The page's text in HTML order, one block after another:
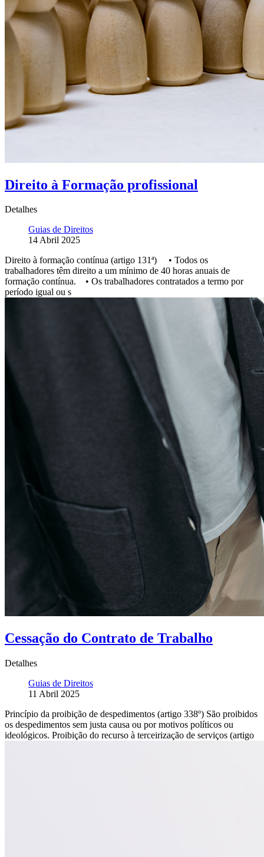
Direito à Formação profissional
Detalhes
Guias de Direitos
14 Abril 2025
Direito à formação contínua (artigo 131ª) • Todos os
trabalhadores têm direito a um mínimo de 40 horas anuais de
formação contínua. • Os trabalhadores contratados a termo por
período igual ou s
Cessação do Contrato de Trabalho
Detalhes
Guias de Direitos
11 Abril 2025
Princípio da proibição de despedimentos (artigo 338º) São proibidos
os despedimentos sem justa causa ou por motivos políticos ou
ideológicos. Proibição do recurso à terceirização de serviços (artigo